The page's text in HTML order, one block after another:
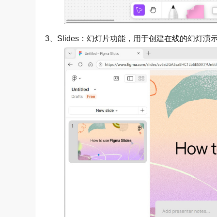
3、Slides：幻灯片功能，用于创建在线的幻灯演